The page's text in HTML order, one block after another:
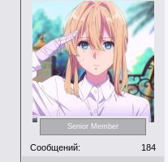
Senior Member
Сообщений:
184